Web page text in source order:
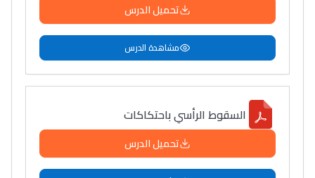
تحميل الدرس
مشاهدة الدرس
السقوط الرأسي باحتكاكات
تحميل الدرس